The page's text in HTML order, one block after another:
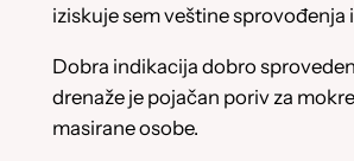
iziskuje sem veštine sprovođenja
Dobra indikacija dobro
drenaže je pojačan poriv za
masirane osobe.